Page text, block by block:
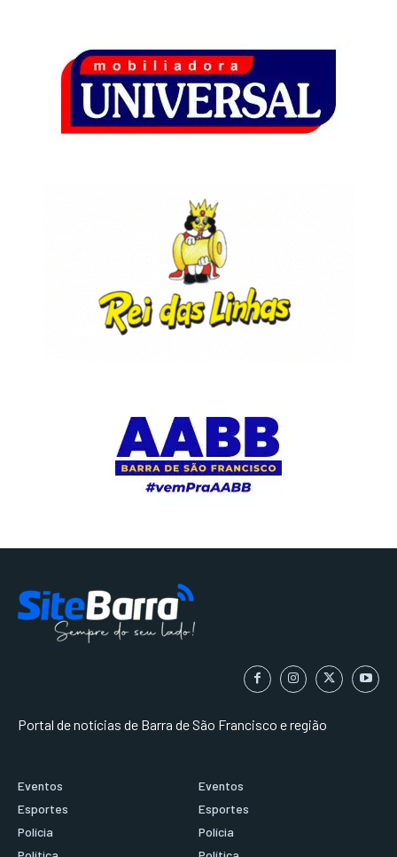
Portal de notícias de Barra de São Francisco e região
Eventos
Esportes
Polícia
Eventos
Esportes
Polícia